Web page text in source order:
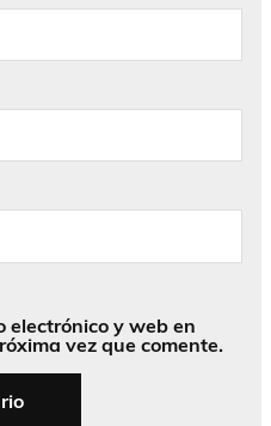
electrónico y web en
vez que comente.